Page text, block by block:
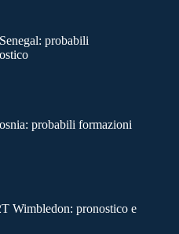
probabili
probabili formazioni
Wimbledon: pronostico e